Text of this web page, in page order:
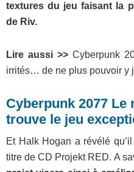
textures du jeu faisant la
de Riv.
Lire aussi >>Cyberpunk
irrités… de ne plus pouvoir y
Cyberpunk 2077 Le
trouve le jeu
Et Halk Hogan a révélé
titre de CD Projekt RED. A